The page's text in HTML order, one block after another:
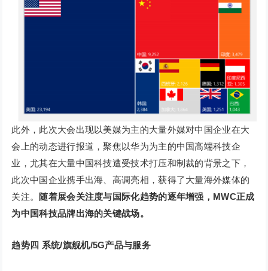
此外，此次大会出现以美媒为主的大量外媒对中国企业在大
会上的动态进行报道，聚焦以华为为主的中国高端科技企
业，尤其在大量中国科技遭受技术打压和制裁的背景之下，
此次中国企业携手出海、高调亮相，获得了大量海外媒体的
关注。 随着展会关注度与国际化趋势的逐年增强，MWC正成
为中国科技品牌出海的关键战场。
趋势四 系统/旗舰机/5G产品与服务